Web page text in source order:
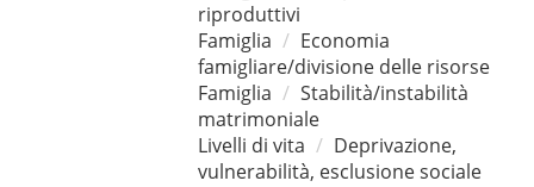
riproduttivi
Famiglia
Economia
famigliare/divisione delle risorse
Famiglia
Stabilità/instabilità
matrimoniale
Livelli di vita
Deprivazione,
vulnerabilità, esclusione sociale